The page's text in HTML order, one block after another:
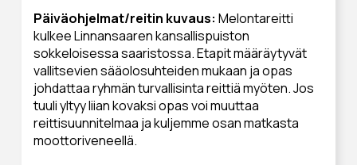
Päiväohjelmat/reitin kuvaus: Melontareitti
kulkee Linnansaaren kansallispuiston
sokkeloisessa saaristossa. Etapit määräytyvät
vallitsevien sääolosuhteiden mukaan ja opas
johdattaa ryhmän turvallisinta reittiä myöten. Jos
tuuli yltyy liian kovaksi opas voi muuttaa
reittisuunnitelmaa ja kuljemme osan matkasta
moottoriveneellä.